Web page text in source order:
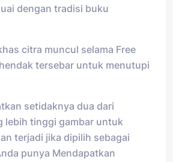
dengan tradisi buku
citra muncul selama Free
tersebar untuk menutupi
setidaknya dua dari
lebih tinggi gambar untuk
terjadi jika dipilih sebagai
punya Mendapatkan